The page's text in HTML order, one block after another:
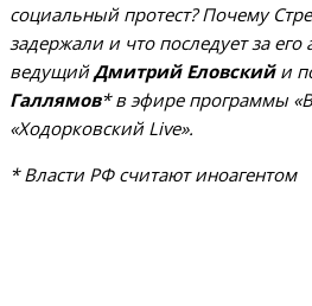
социальный протест? Почему
задержали и что последует за
ведущийДмитрий Еловскийи
Галлямов* в эфире программы
«Ходорковский Live».
* Власти РФ считают иноагентом